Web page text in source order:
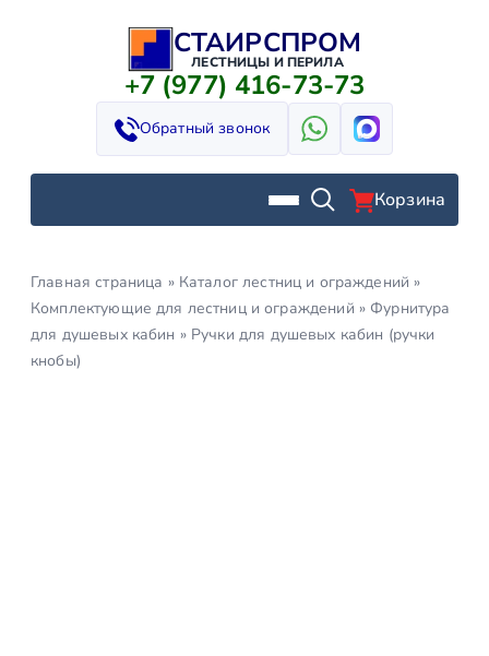
СТАИРСПРОМ
ЛЕСТНИЦЫ И ПЕРИЛА
+7 (977) 416-73-73
Обратный звонок
Корзина
Главная страница » Каталог лестниц и ограждений »
Комплектующие для лестниц и ограждений » Фурнитура
для душевых кабин » Ручки для душевых кабин (ручки
кнобы)